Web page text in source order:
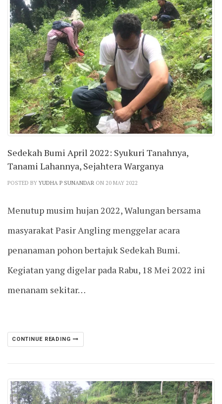
Sedekah Bumi April 2022: Syukuri Tanahnya,
Tanami Lahannya, Sejahtera Warganya
POSTED BY YUDHA P SUNANDAR ON 20 MAY 2022
Menutup musim hujan 2022, Walungan bersama
masyarakat Pasir Angling menggelar acara
penanaman pohon bertajuk Sedekah Bumi.
Kegiatan yang digelar pada Rabu, 18 Mei 2022 ini
menanam sekitar…
CONTINUE READING